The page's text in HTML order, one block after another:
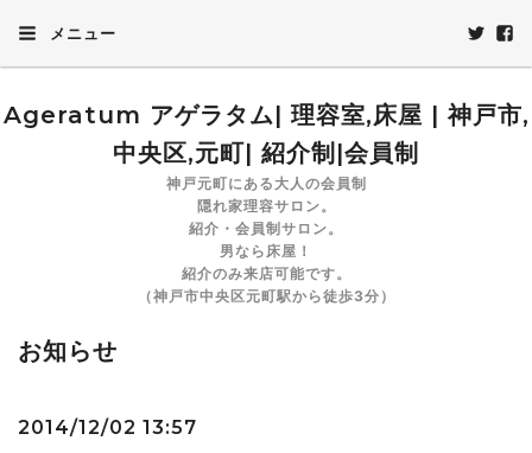
メニュー
Ageratum アゲラタム| 理容室,床屋 | 神戸市,
中央区,元町| 紹介制|会員制
神戸元町にある大人の会員制
隠れ家理容サロン。
紹介・会員制サロン。
男なら床屋！
紹介のみ来店可能です。
（神戸市中央区元町駅から徒歩3分）
お知らせ
2014/12/02 13:57